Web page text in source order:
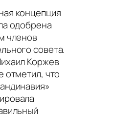
концепция
одобрена
членов
совета.
Коржев
отметил, что